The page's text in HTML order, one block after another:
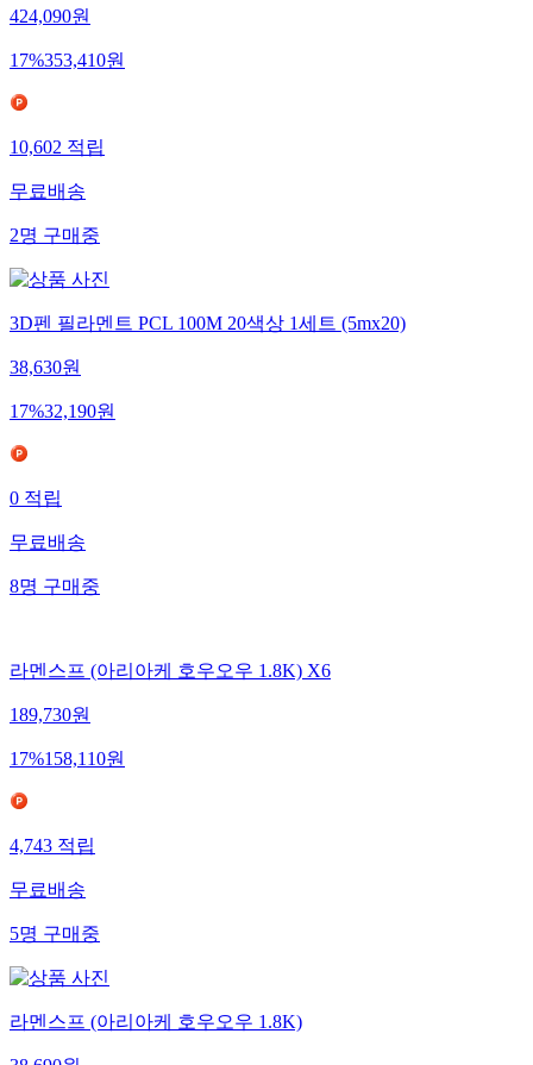
424,090원
17%353,410원
10,602적립
무료배송
2명구매중
3D펜 필라멘트 PCL 100M 20색상 1세트 (5mx20)
38,630원
17%32,190원
0적립
무료배송
8명구매중
라멘스프 (아리아케 호우오우 1.8K) X6
189,730원
17%158,110원
4,743적립
무료배송
5명구매중
라멘스프 (아리아케 호우오우 1.8K)